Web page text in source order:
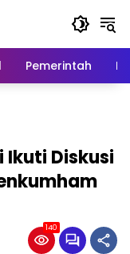
Pemerintah
Ikuti Diskusi
140